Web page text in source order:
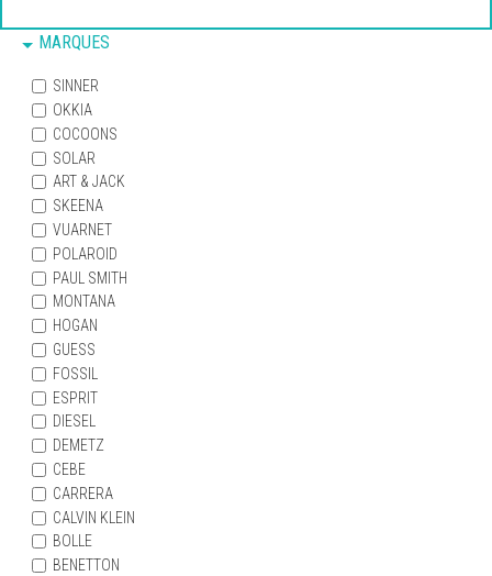
MARQUES
SINNER
OKKIA
COCOONS
SOLAR
ART & JACK
SKEENA
VUARNET
POLAROID
PAUL SMITH
MONTANA
HOGAN
GUESS
FOSSIL
ESPRIT
DIESEL
DEMETZ
CEBE
CARRERA
CALVIN KLEIN
BOLLE
BENETTON